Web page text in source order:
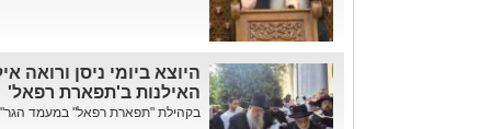
היוצא ביומי ניסן ורואה
האילנות ב'תפארת רפאל'
בקהילת "תפארת רפאל" במעמד